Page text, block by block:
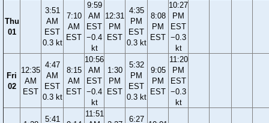
Thu
01
3:51
AM
EST
0.3 kt
7:10
AM
EST
9:59
AM
EST
−0.4
kt
12:31
PM
EST
4:35
PM
EST
0.3 kt
8:08
PM
EST
10:27
PM
EST
−0.3
kt
Fri
02
12:35
AM
EST
4:47
AM
EST
0.3 kt
8:15
AM
EST
10:56
AM
EST
−0.4
kt
1:30
PM
EST
5:32
PM
EST
0.3 kt
9:05
PM
EST
11:20
PM
EST
−0.3
kt
5:41
11:51
6:27